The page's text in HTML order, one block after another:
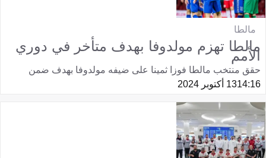
مالطا
مالطا تهزم مولدوفا بهدف متأخر في دوري
الأمم
حقق منتخب مالطا فوزا ثمينا على ضيفه مولدوفا بهدف ضمن
14:1613 أكتوبر 2024